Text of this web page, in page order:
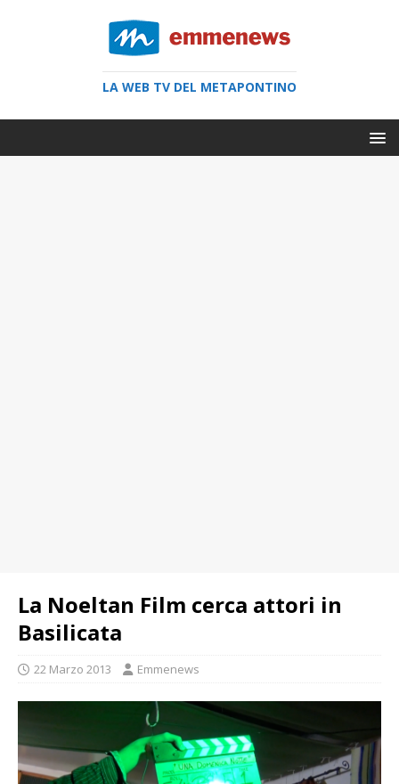
LA WEB TV DEL METAPONTINO
La Noeltan Film cerca attori in
Basilicata
22 Marzo 2013 Emmenews